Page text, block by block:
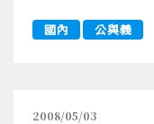
國內 公與義
2008/05/03